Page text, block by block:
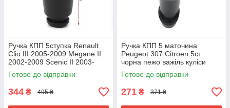
Ручка КПП 5ступка Renault
Clio III 2005-2009 Megane II
2002-2009 Scenic II 2003-
2006 8200079112
Готово до відправки
344 ₴ 495 ₴
Ручка КПП 5 маточина
Peugeot 307 Citroen 5ст.
чорна пежо важіль куліси
перемикання передач
ситроен 5 швидкостей
Готово до відправки
271 ₴ 371 ₴